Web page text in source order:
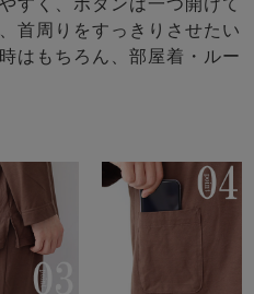
すく、ボタンは一つ開けて
首周りをすっきりさせたい
はもちろん、部屋着・ルー